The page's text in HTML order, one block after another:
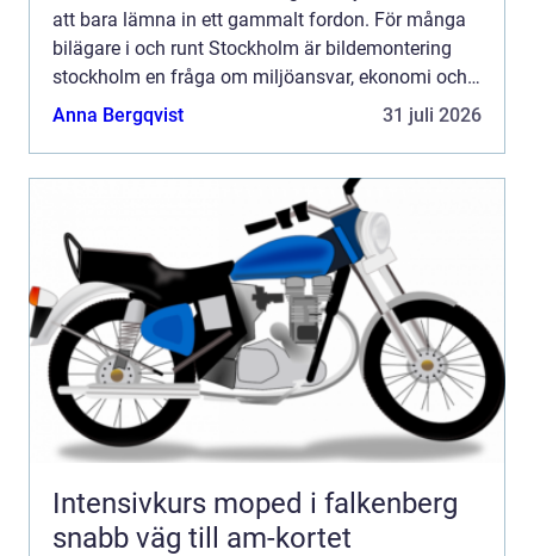
att bara lämna in ett gammalt fordon. För många
bilägare i och runt Stockholm är bildemontering
stockholm en fråga om miljöansvar, ekonomi och
säker hantering av farligt avfall. Genom att välja
Anna Bergqvist 31 juli 2026
Intensivkurs moped i falkenberg
snabb väg till am-kortet